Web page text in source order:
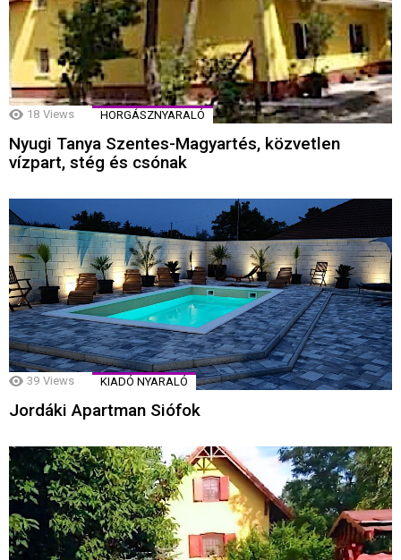
18 Views HORGÁSZNYARALÓ
Nyugi Tanya Szentes-Magyartés, közvetlen
vízpart, stég és csónak
39 Views KIADÓ NYARALÓ
Jordáki Apartman Siófok